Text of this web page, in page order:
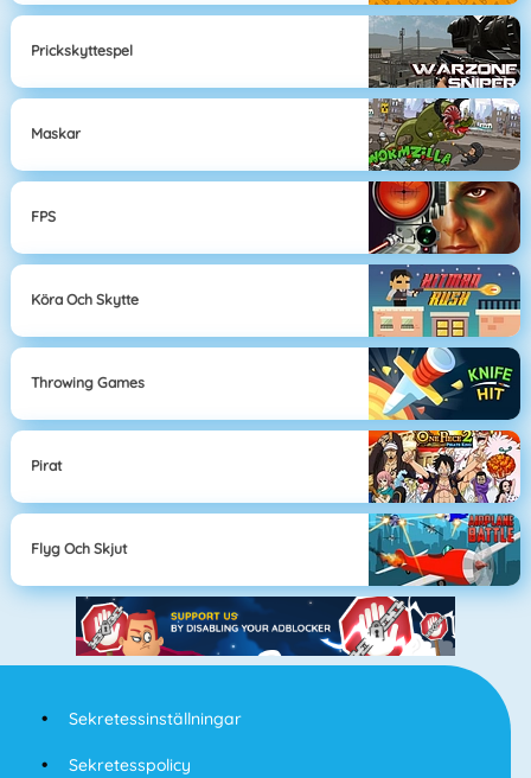
Prickskyttespel
Maskar
FPS
Köra Och Skytte
Throwing Games
Pirat
Flyg Och Skjut
Sekretessinställningar
Sekretesspolicy